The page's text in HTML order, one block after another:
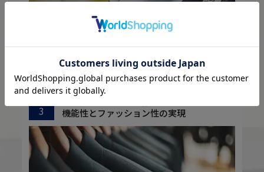
3
機能性とファッション性の実現